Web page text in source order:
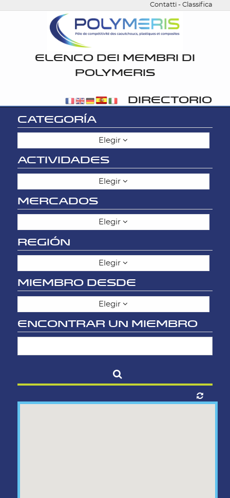
Contatti -Classifica
ELENCO DEI MEMBRI DI
POLYMERIS
DIRECTORIO
CATEGORÍA
Elegir
ACTIVIDADES
Elegir
MERCADOS
Elegir
REGIÓN
Elegir
MIEMBRO DESDE
Elegir
ENCONTRAR UN MIEMBRO